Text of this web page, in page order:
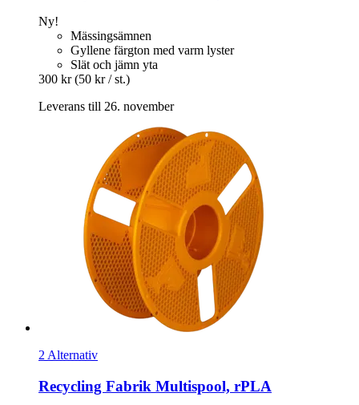
Ny!
Mässingsämnen
Gyllene färgton med varm lyster
Slät och jämn yta
300 kr (50 kr / st.)
Leverans till 26. november
2 Alternativ
Recycling Fabrik Multispool, rPLA